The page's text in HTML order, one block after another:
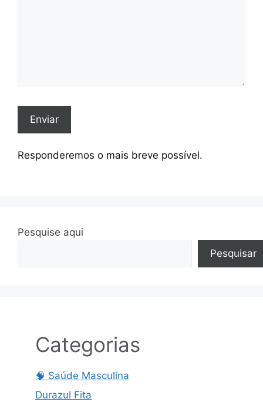
Responderemos o mais breve possível.
Pesquise aqui
Pesquisar
Categorias
🧠 Saúde Masculina
Durazul Fita